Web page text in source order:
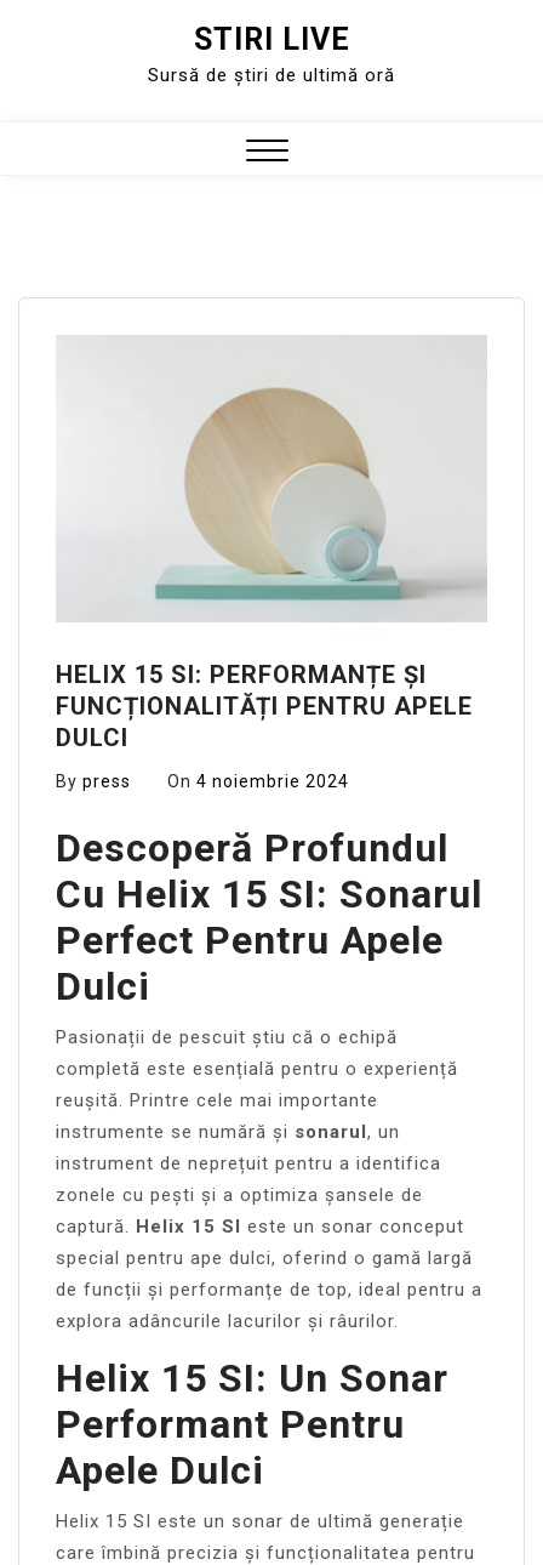
STIRI LIVE
Sursă de știri de ultimă oră
HELIX 15 SI: PERFORMANȚE ȘI
FUNCȚIONALITĂȚI PENTRU APELE
DULCI
By press On 4 noiembrie 2024
Descoperă Profundul
Cu Helix 15 SI: Sonarul
Perfect Pentru Apele
Dulci
Pasionații de pescuit știu că o echipă
completă este esențială pentru o experiență
reușită. Printre cele mai importante
instrumente se numără și sonarul, un
instrument de neprețuit pentru a identifica
zonele cu pești și a optimiza șansele de
captură. Helix 15 SI este un sonar conceput
special pentru ape dulci, oferind o gamă largă
de funcții și performanțe de top, ideal pentru a
explora adâncurile lacurilor și râurilor.
Helix 15 SI: Un Sonar
Performant Pentru
Apele Dulci
Helix 15 SI este un sonar de ultimă generație
care îmbină precizia și funcționalitatea pentru